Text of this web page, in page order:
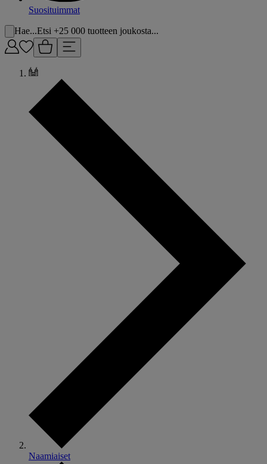
Suosituimmat
Hae...Etsi +25 000 tuotteen joukosta...
Naamiaiset